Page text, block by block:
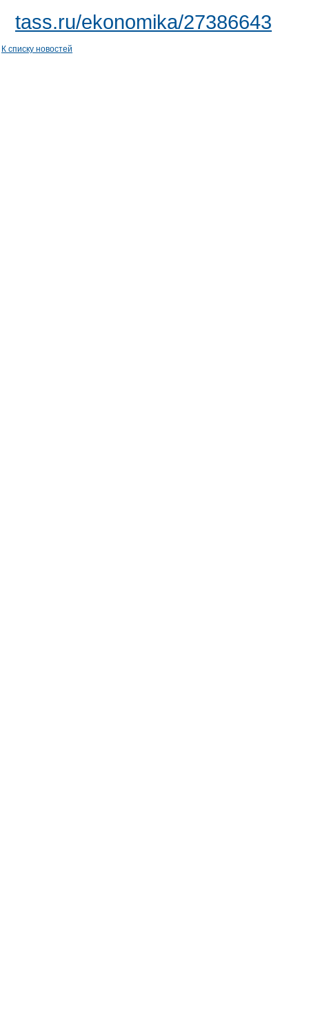
tass.ru/ekonomika/27386643
К списку новостей